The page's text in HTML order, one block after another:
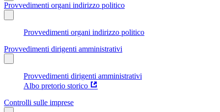
Provvedimenti organi indirizzo politico
Provvedimenti organi indirizzo politico
Provvedimenti dirigenti amministrativi
Provvedimenti dirigenti amministrativi
Albo pretorio storico
Controlli sulle imprese